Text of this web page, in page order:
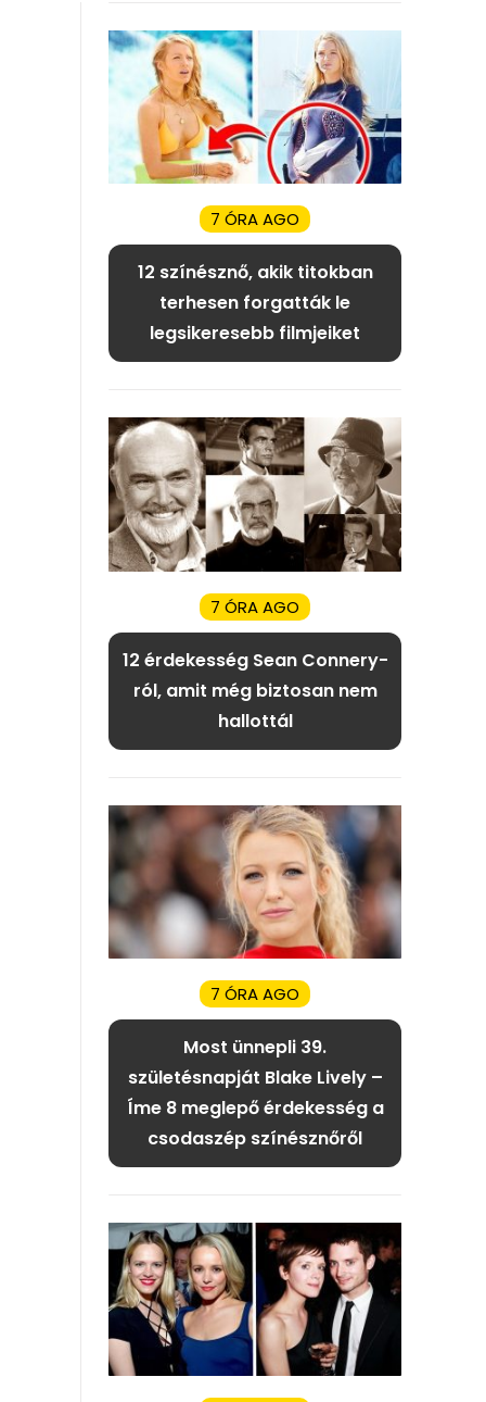
7 ÓRA AGO
12 színésznő, akik titokban
terhesen forgatták le
legsikeresebb filmjeiket
7 ÓRA AGO
12 érdekesség Sean Connery-
ról, amit még biztosan nem
hallottál
7 ÓRA AGO
Most ünnepli 39.
születésnapját Blake Lively –
Íme 8 meglepő érdekesség a
csodaszép színésznőről